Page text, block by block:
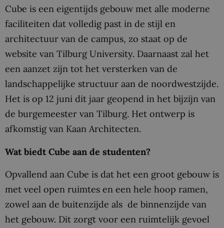
Cube is een eigentijds gebouw met alle moderne
faciliteiten dat volledig past in de stijl en
architectuur van de campus, zo staat op de
website van Tilburg University. Daarnaast zal het
een aanzet zijn tot het versterken van de
landschappelijke structuur aan de noordwestzijde.
Het is op 12 juni dit jaar geopend in het bijzijn van
de burgemeester van Tilburg. Het ontwerp is
afkomstig van Kaan Architecten.
Wat biedt Cube aan de studenten?
Opvallend aan Cube is dat het een groot gebouw is
met veel open ruimtes en een hele hoop ramen,
zowel aan de buitenzijde als de binnenzijde van
het gebouw. Dit zorgt voor een ruimtelijk gevoel